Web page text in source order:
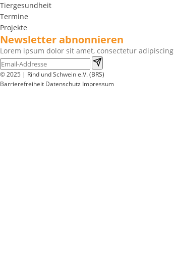
Tiergesundheit
Termine
Projekte
Newsletter abnonnieren
Lorem ipsum dolor sit amet, consectetur
© 2025 | Rind und Schwein e.V. (BRS)
Barrierefreiheit Datenschutz Impressum